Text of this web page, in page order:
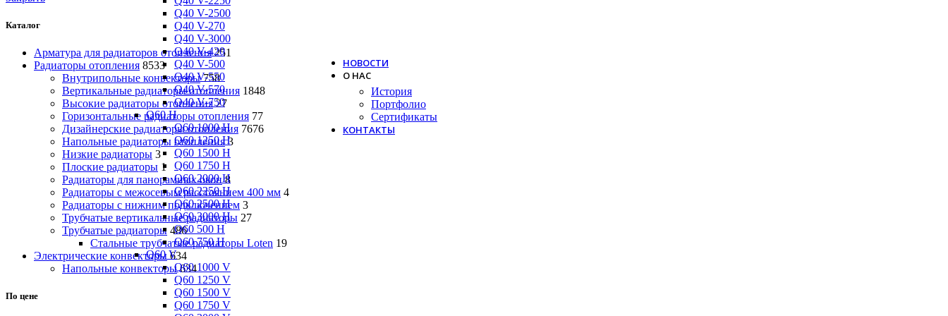
Q40 V-2500
Q40 V-270
Q40 V-3000
Q40 V-420
Q40 V-500
Q40 V-550
Q40 V-570
Q40 V-750
Q60 H
Q60 1000 H
Q60 1250 H
Q60 1500 H
Q60 1750 H
Q60 2000 H
Q60 2250 H
Q60 2500 H
Q60 3000 H
Q60 500 H
Q60 750 H
Q60 V
Q60 1000 V
Q60 1250 V
Q60 1500 V
Q60 1750 V
НОВОСТИ
О НАС
История
Портфолио
Сертификаты
КОНТАКТЫ
Каталог
Арматура для радиаторов отопления 251
Радиаторы отопления 8533
Внутрипольные конвекторы 758
Вертикальные радиаторы отопления 1848
Высокие радиаторы отопления 27
Горизонтальные радиаторы отопления 77
Дизайнерские радиаторы отопления 7676
Напольные радиаторы отопления 3
Низкие радиаторы 3
Плоские радиаторы 1
Радиаторы для панорамных окон 8
Радиаторы с межосевым расстоянием 400 мм 4
Радиаторы с нижним подключением 3
Трубчатые вертикальные радиаторы 27
Трубчатые радиаторы 486
Cтальные трубчатые радиаторы Loten 19
Электрические конвекторы 634
Напольные конвекторы 634
По цене